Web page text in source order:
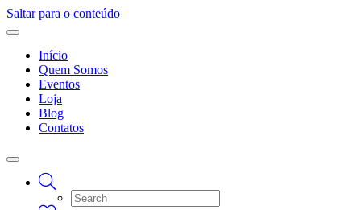
Saltar para o conteúdo
Início
Quem Somos
Eventos
Loja
Blog
Contatos